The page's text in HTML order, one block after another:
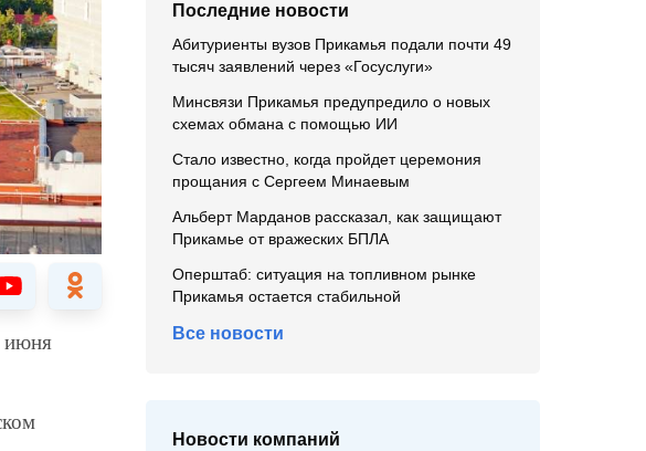
июня
Последние новости
Абитуриенты вузов Прикамья подали почти 49
тысяч заявлений через «Госуслуги»
Минсвязи Прикамья предупредило о новых
схемах обмана с помощью ИИ
Стало известно, когда пройдет церемония
прощания с Сергеем Минаевым
Альберт Марданов рассказал, как защищают
Прикамье от вражеских БПЛА
Оперштаб: ситуация на топливном рынке
Прикамья остается стабильной
Все новости
Новости компаний